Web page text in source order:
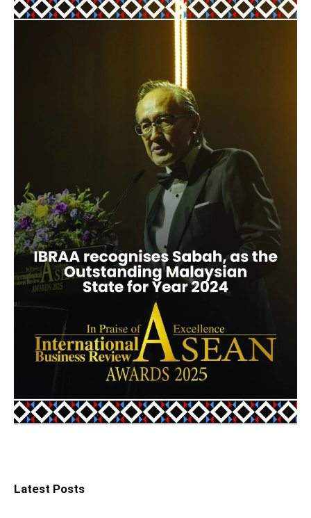
Latest Posts